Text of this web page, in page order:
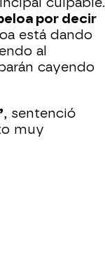
por decir
está dando
al
cayendo
, sentenció
muy